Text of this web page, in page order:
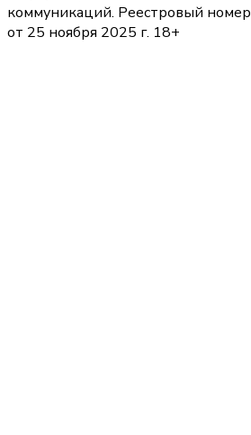
коммуникаций. Реестровый
от 25 ноября 2025 г. 18+